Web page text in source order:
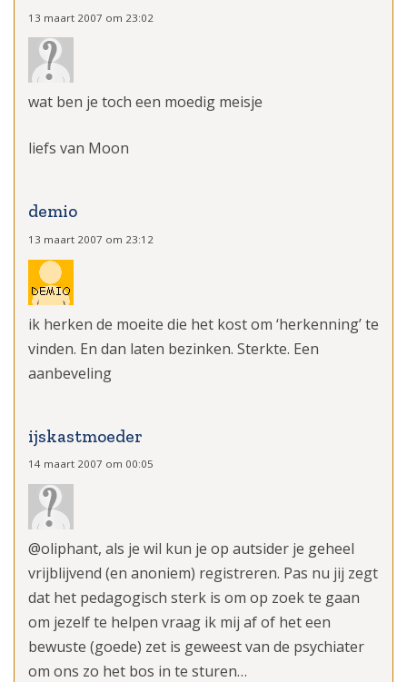
13 maart 2007 om 23:02
wat ben je toch een moedig meisje
liefs van Moon
demio
13 maart 2007 om 23:12
ik herken de moeite die het kost om ‘herkenning’ te
vinden. En dan laten bezinken. Sterkte. Een
aanbeveling
ijskastmoeder
14 maart 2007 om 00:05
@oliphant, als je wil kun je op autsider je geheel
vrijblijvend (en anoniem) registreren. Pas nu jij zegt
dat het pedagogisch sterk is om op zoek te gaan
om jezelf te helpen vraag ik mij af of het een
bewuste (goede) zet is geweest van de psychiater
om ons zo het bos in te sturen…